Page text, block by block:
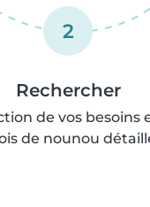
2
Rechercher
de vos besoins
de nounou